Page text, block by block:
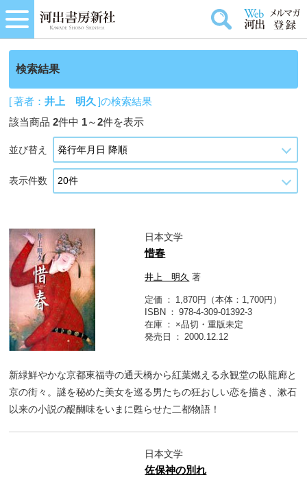
検索結果
[ 著者：井上 明久 ]の検索結果
該当商品2件中 1～2件を表示
並び替え
表示件数
日本文学
惜春
井上 明久 著
定価
1,870円（本体：1,700円）
ISBN
978-4-309-01392-3
在庫
×品切・重版未定
発売日
2000.12.12
新緑鮮やかな京都東福寺の通天橋から紅葉燃える永観堂の臥龍廊と
京の街々。謎を秘めた美女を巡る男たちの狂おしい恋を描き、漱石
以来の小説の醍醐味をいまに甦らせた二都物語！
日本文学
佐保神の別れ